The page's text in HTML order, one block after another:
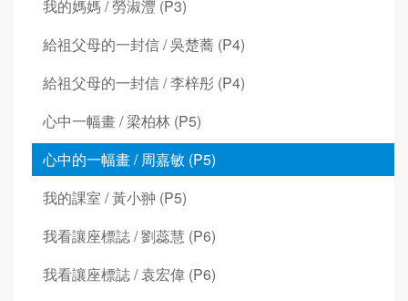
我的媽媽 / 勞淑灃 (P3)
給祖父母的一封信 / 吳楚蕎 (P4)
給祖父母的一封信 / 李梓彤 (P4)
心中一幅畫 / 梁柏林 (P5)
心中的一幅畫 / 周嘉敏 (P5)
我的課室 / 黃小翀 (P5)
我看讓座標誌 / 劉蕊慧 (P6)
我看讓座標誌 / 袁宏偉 (P6)